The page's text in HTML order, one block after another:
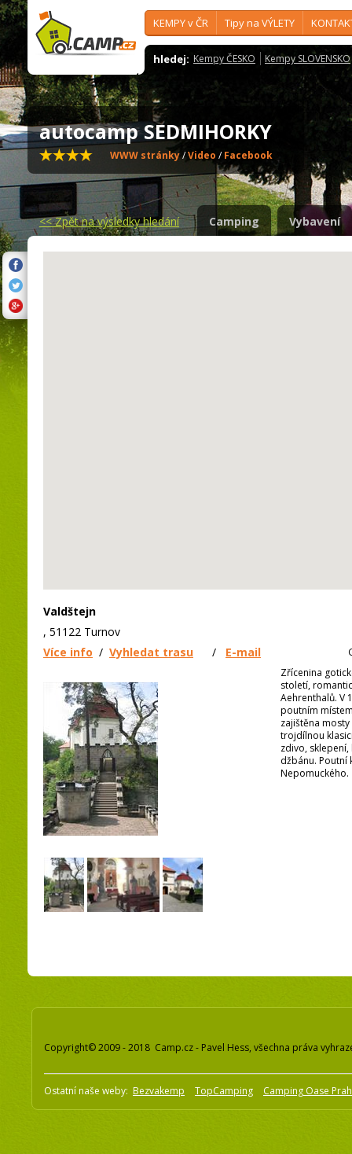
KEMPY v ČR Tipy na VÝLETY
hledej: Kempy ČESKO Kempy SLOVENSKO
autocamp SEDMIHORKY
WWW stránky/Video /Facebook
<<Zpět na výsledky hledání Camping Vybavení
Valdštejn
, 51122 Turnov
Více info / Vyhledat trasu / E-mail
Zřícenina
století,
Aehrenthalů. V
poutním
zajištěna
trojdílnou
zdivo,
džbánu. Poutní
Nepomuckého.
Copyright© 2009 - 2018 Camp.cz - Pavel Hess, všechna práva
Ostatní naše weby: Bezvakemp TopCamping Camping Oase